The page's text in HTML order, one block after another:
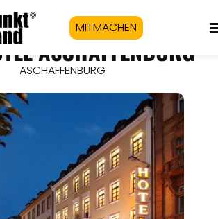
MITMACHEN
ASCHAFFENBURG
ASCHAFFENBURG